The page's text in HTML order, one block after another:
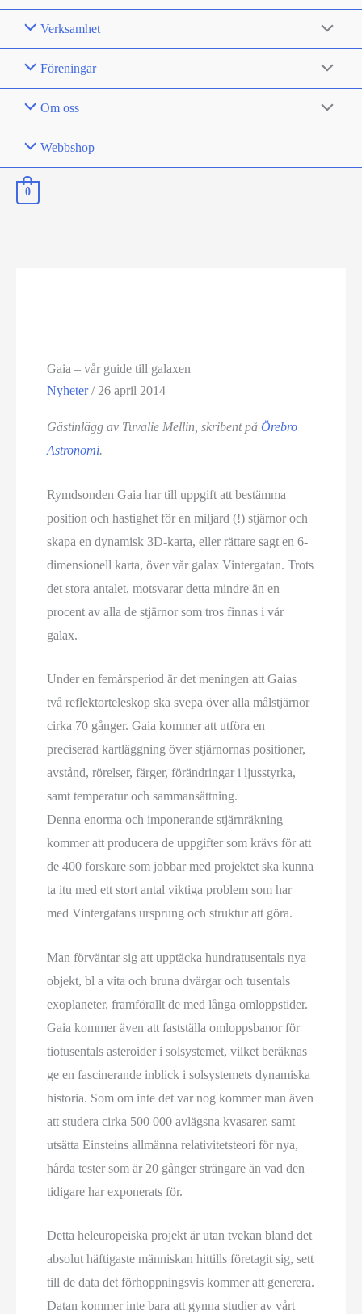
Verksamhet
Föreningar
Om oss
Webbshop
0
Gaia – vår guide till galaxen
Nyheter/ 26 april 2014
Gästinlägg av Tuvalie Mellin, skribent påÖrebro
Astronomi.
Rymdsonden Gaia har till uppgift att bestämma
position och hastighet för en miljard (!) stjärnor och
skapa en dynamisk 3D-karta, eller rättare sagt en 6-
dimensionell karta, över vår galax Vintergatan. Trots
det stora antalet, motsvarar detta mindre än en
procent av alla de stjärnor som tros finnas i vår
galax.
Under en femårsperiod är det meningen att Gaias
två reflektorteleskop ska svepa över alla målstjärnor
cirka 70 gånger. Gaia kommer att utföra en
preciserad kartläggning över stjärnornas positioner,
avstånd, rörelser, färger, förändringar i ljusstyrka,
samt temperatur och sammansättning.
Denna enorma och imponerande stjärnräkning
kommer att producera de uppgifter som krävs för att
de 400 forskare som jobbar med projektet ska kunna
ta itu med ett stort antal viktiga problem som har
med Vintergatans ursprung och struktur att göra.
Man förväntar sig att upptäcka hundratusentals nya
objekt, bl a vita och bruna dvärgar och tusentals
exoplaneter, framförallt de med långa omloppstider.
Gaia kommer även att fastställa omloppsbanor för
tiotusentals asteroider i solsystemet, vilket beräknas
ge en fascinerande inblick i solsystemets dynamiska
historia. Som om inte det var nog kommer man även
att studera cirka 500 000 avlägsna kvasarer, samt
utsätta Einsteins allmänna relativitetsteori för nya,
hårda tester som är 20 gånger strängare än vad den
tidigare har exponerats för.
Detta heleuropeiska projekt är utan tvekan bland det
absolut häftigaste människan hittills företagit sig, sett
till de data det förhoppningsvis kommer att generera.
Datan kommer inte bara att gynna studier av vårt